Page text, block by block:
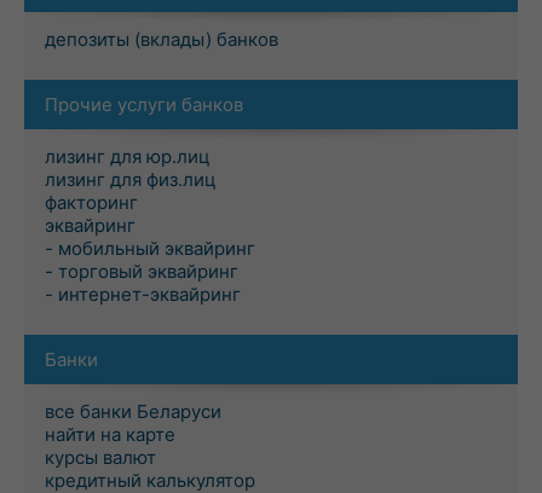
депозиты (вклады) банков
Прочие услуги банков
лизинг для юр.лиц
лизинг для физ.лиц
факторинг
эквайринг
- мобильный эквайринг
- торговый эквайринг
- интернет-эквайринг
Банки
все банки Беларуси
найти на карте
курсы валют
кредитный калькулятор